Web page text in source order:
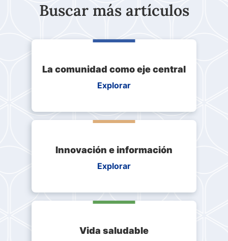
Buscar más artículos
La comunidad como eje central
Explorar
Innovación e información
Explorar
Vida saludable